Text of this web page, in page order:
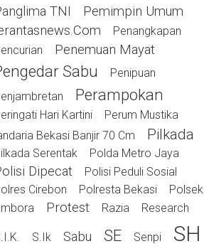
TNI
Pemimpin Umum
Penangkapan
Penemuan Mayat
Sabu
Penipuan
Perampokan
Hari Kartini
Perum Mustika
Bekasi Banjir 70 Cm
Pilkada
Serentak Polda Metro Jaya
Dipecat
Polisi Peduli Sosial
Cirebon
Polresta Bekasi
Polsek
Protest Razia Research
S.Ik Sabu SE Senpi SH